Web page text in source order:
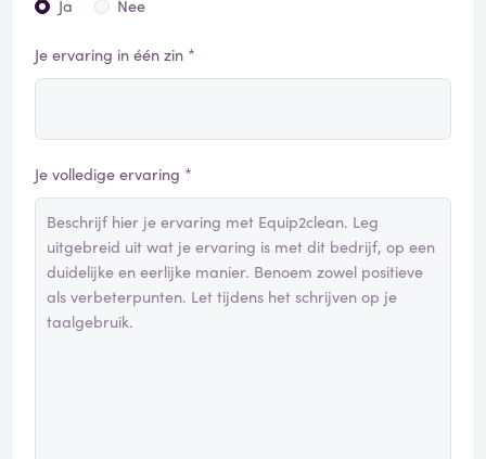
Ja
Nee
Je ervaring in één zin *
Je volledige ervaring *